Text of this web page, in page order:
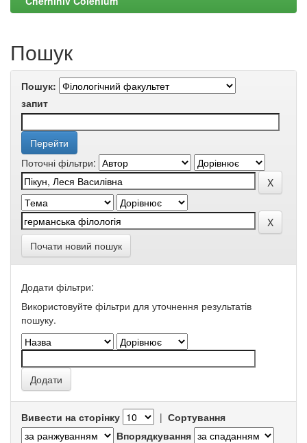
Пошук
Пошук:
запит
Поточні фільтри:
Почати новий пошук
Додати фільтри:
Використовуйте фільтри для уточнення результатів
пошуку.
Вивести на сторінку | Сортування
Впорядкування